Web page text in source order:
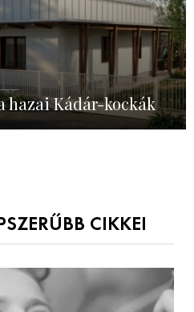
hazai Kádár-kockák
CIKKEI